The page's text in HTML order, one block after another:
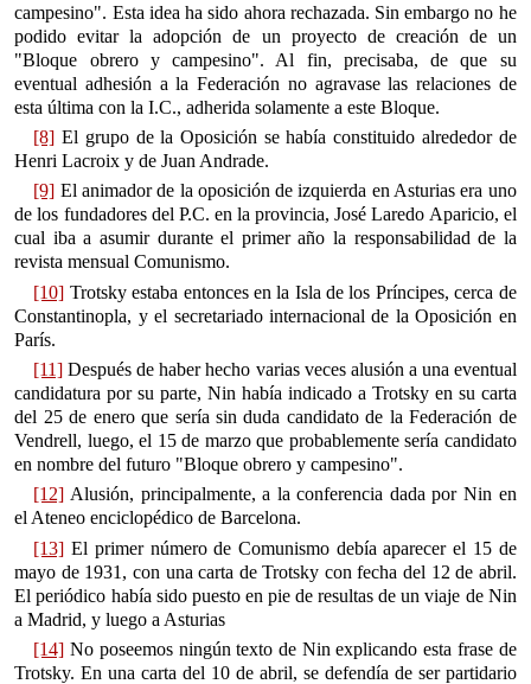
campesino". Esta idea ha sido ahora rechazada. Sin embargo no he
podido evitar la adopción de un proyecto de creación de un
"Bloque obrero y campesino". Al fin, precisaba, de que su
eventual adhesión a la Federación no agravase las relaciones de
esta última con la I.C., adherida solamente a este Bloque.
[8] El grupo de la Oposición se había constituido alrededor de
Henri Lacroix y de Juan Andrade.
[9] El animador de la oposición de izquierda en Asturias era uno
de los fundadores del P.C. en la provincia, José Laredo Aparicio, el
cual iba a asumir durante el primer año la responsabilidad de la
revista mensual Comunismo.
[10] Trotsky estaba entonces en la Isla de los Príncipes, cerca de
Constantinopla, y el secretariado internacional de la Oposición en
París.
[11] Después de haber hecho varias veces alusión a una eventual
candidatura por su parte, Nin había indicado a Trotsky en su carta
del 25 de enero que sería sin duda candidato de la Federación de
Vendrell, luego, el 15 de marzo que probablemente sería candidato
en nombre del futuro "Bloque obrero y campesino".
[12] Alusión, principalmente, a la conferencia dada por Nin en
el Ateneo enciclopédico de Barcelona.
[13] El primer número de Comunismo debía aparecer el 15 de
mayo de 1931, con una carta de Trotsky con fecha del 12 de abril.
El periódico había sido puesto en pie de resultas de un viaje de Nin
a Madrid, y luego a Asturias
[14] No poseemos ningún texto de Nin explicando esta frase de
Trotsky. En una carta del 10 de abril, se defendía de ser partidario